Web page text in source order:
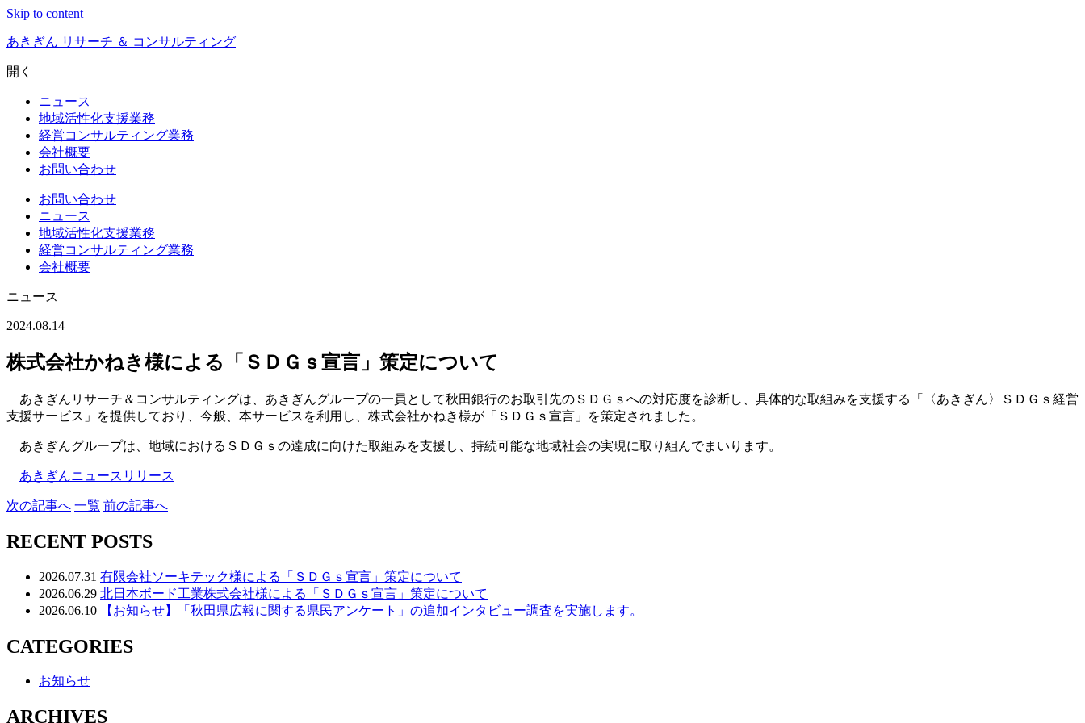
Skip to content
あきぎん リサーチ ＆ コンサルティング
開く
ニュース
地域活性化支援業務
経営コンサルティング業務
会社概要
お問い合わせ
お問い合わせ
ニュース
地域活性化支援業務
経営コンサルティング業務
会社概要
ニュース
2024.08.14
株式会社かねき様による「ＳＤＧｓ宣言」策定について
あきぎんリサーチ＆コンサルティングは、あきぎんグループの一員として秋田銀行のお取引先のＳＤＧｓへの対応度を診断し、具体的な取組みを支援する「〈あきぎん〉ＳＤＧｓ経営
支援サービス」を提供しており、今般、本サービスを利用し、株式会社かねき様が「ＳＤＧｓ宣言」を策定されました。
あきぎんグループは、地域におけるＳＤＧｓの達成に向けた取組みを支援し、持続可能な地域社会の実現に取り組んでまいります。
あきぎんニュースリリース
次の記事へ 一覧 前の記事へ
RECENT POSTS
2026.07.31 有限会社ソーキテック様による「ＳＤＧｓ宣言」策定について
2026.06.29 北日本ボード工業株式会社様による「ＳＤＧｓ宣言」策定について
2026.06.10
【お知らせ】「秋田県広報に関する県民アンケート」の追加インタビュー調査を実施します。
CATEGORIES
お知らせ
ARCHIVES